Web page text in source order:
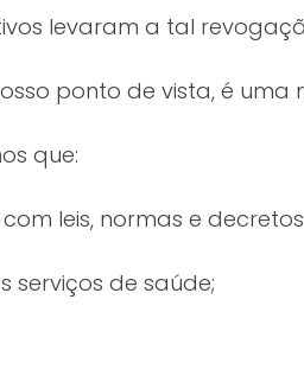
levaram a tal
ponto de vista, é uma
que:
leis, normas e
serviços de saúde;